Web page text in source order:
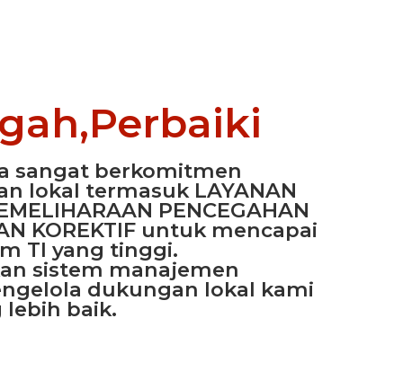
sangat berkomitmen
lokal termasuk LAYANAN
PENCEGAHAN
KOREKTIF untuk mencapai
TI yang tinggi.
sistem manajemen
dukungan lokal kami
lebih baik.